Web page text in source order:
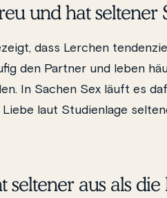
und hat seltener
dass Lerchen
den Partner und leben
In Sachen Sex läuft es
laut Studienlage
seltener aus als die